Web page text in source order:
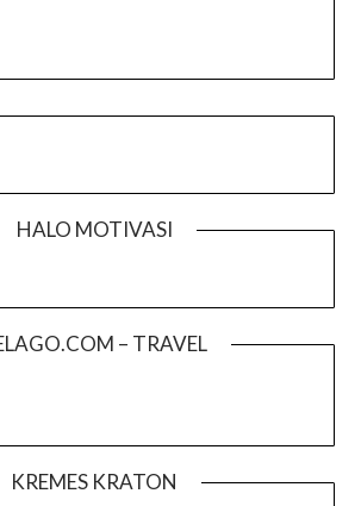
HALO MOTIVASI
– TRAVEL
KREMES KRATON